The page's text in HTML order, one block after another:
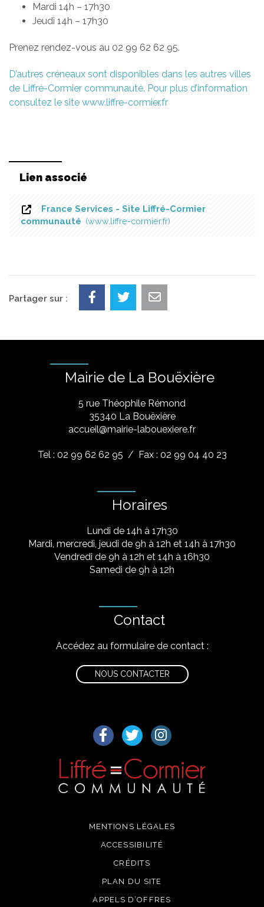
Mardi 14h – 17h30
Jeudi 14h – 17h30
Prenez rendez-vous au 02 99 62 62 95.
D’autres créneaux sont disponibles dans les autres villes
de Liffré-Cormier communauté. Pour plus d’information
consultez le site www.liffre-cormier.fr
Lien associé
France Services - Site Liffré-Cormier
communauté
www.liffre-cormier.fr
Partager sur :
Mairie de La Bouëxière
5 rue Théophile Rémond
​35340 La Bouëxière
accueil@mairie-labouexiere.fr
Tel : 02 99 62 62 95 / Fax : 02 99 04 40 23
Horaires
Lundi de 14h à 17h30
Mardi, mercredi, jeudi de 9h à 12h et 14h à 17h30
Vendredi de 9h à 12h et 14h à 16h30
Samedi de 9h à 12h
Contact
Accédez au formulaire de contact :
NOUS CONTACTER
Lien vers le compte Facebook
Lien vers le compte Twitter
Lien vers le compte
MENTIONS LÉGALES
ACCESSIBILITÉ
CRÉDITS
PLAN DU SITE
APPELS D’OFFRES